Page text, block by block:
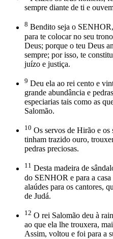
sempre diante de ti e
8 Bendito seja o
para te colocar no seu
Deus; porque o teu Deus
sempre; por isso, te
juízo e justiça.
9 Deu ela ao rei cento e
grande abundância e
especiarias tais como as
Salomão.
10 Os servos de Hirão e
tinham trazido ouro,
pedras preciosas.
11 Desta madeira de
do SENHOR e para a
alaúdes para os cantores,
de Judá.
12 O rei Salomão deu à
ao que ela lhe trouxera,
Assim, voltou e foi para a